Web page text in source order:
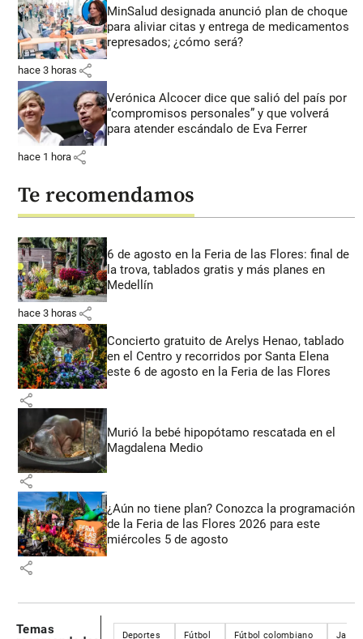
MinSalud designada anunció plan de choque
para aliviar citas y entrega de medicamentos
represados; ¿cómo será?
hace 3 horas share
Verónica Alcocer dice que salió del país por
“compromisos personales” y que volverá
para atender escándalo de Eva Ferrer
hace 1 hora share
Te recomendamos
6 de agosto en la Feria de las Flores: final de
la trova, tablados gratis y más planes en
Medellín
hace 3 horas share
Concierto gratuito de Arelys Henao, tablado
en el Centro y recorridos por Santa Elena
este 6 de agosto en la Feria de las Flores
share
Murió la bebé hipopótamo rescatada en el
Magdalena Medio
share
¿Aún no tiene plan? Conozca la programación
de la Feria de las Flores 2026 para este
miércoles 5 de agosto
share
Temas
Deportes Fútbol Fútbol colombiano